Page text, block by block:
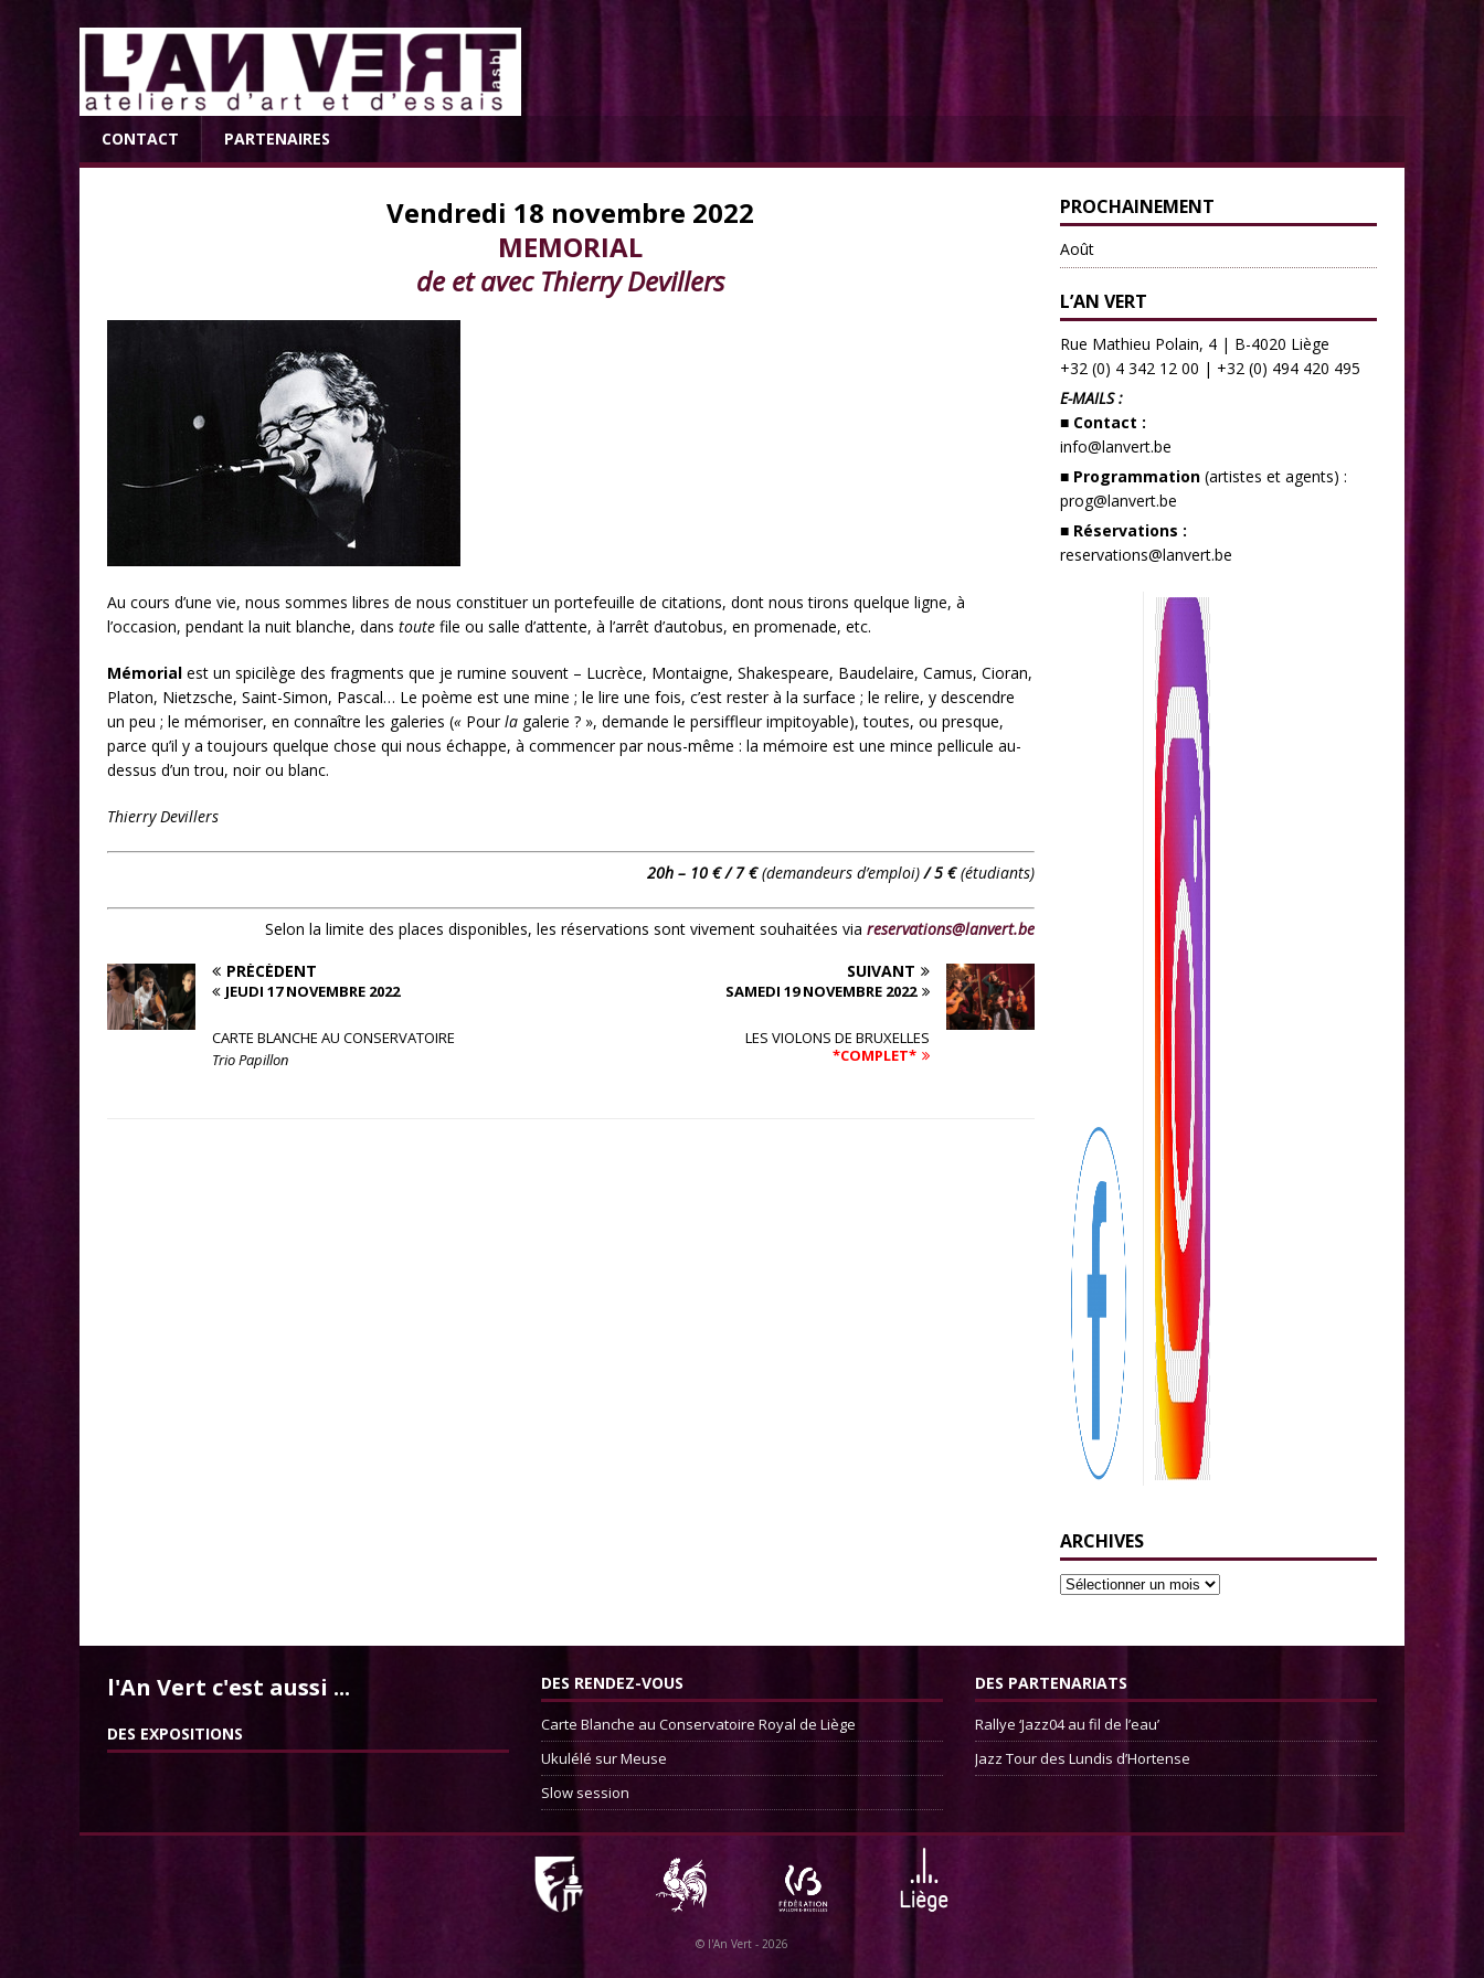
CONTACT PARTENAIRES
Vendredi 18 novembre 2022
MEMORIAL
de et avec Thierry Devillers
Au cours d’une vie, nous sommes libres de nous constituer un portefeuille de citations, dont nous tirons quelque ligne, à
l’occasion, pendant la nuit blanche, dans toute file ou salle d’attente, à l’arrêt d’autobus, en promenade, etc.
Mémorial est un spicilège des fragments que je rumine souvent – Lucrèce, Montaigne, Shakespeare, Baudelaire, Camus, Cioran,
Platon, Nietzsche, Saint-Simon, Pascal… Le poème est une mine ; le lire une fois, c’est rester à la surface ; le relire, y descendre
un peu ; le mémoriser, en connaître les galeries (« Pourla galerie ? », demande le persiffleur impitoyable), toutes, ou presque,
parce qu’il y a toujours quelque chose qui nous échappe, à commencer par nous-même : la mémoire est une mince pellicule au-
dessus d’un trou, noir ou blanc.
Thierry Devillers
20h – 10 € / 7 €(demandeurs d’emploi)/ 5 €(étudiants)
Selon la limite des places disponibles, les réservations sont vivement souhaitées via reservations@lanvert.be
PRÉCÉDENT
JEUDI 17 NOVEMBRE 2022
CARTE BLANCHE AU CONSERVATOIRE
Trio Papillon
SUIVANT
SAMEDI 19 NOVEMBRE 2022
LES VIOLONS DE BRUXELLES
*COMPLET*
PROCHAINEMENT
Août
L’AN VERT
Rue Mathieu Polain, 4 | B-4020 Liège
+32 (0) 4 342 12 00 | +32 (0) 494 420 495
E-MAILS :
■ Contact :
info@lanvert.be
■ Programmation(artistes et agents) :
prog@lanvert.be
■ Réservations :
reservations@lanvert.be
ARCHIVES
l'An Vert c'est aussi ...
DES EXPOSITIONS
DES RENDEZ-VOUS
Carte Blanche au Conservatoire Royal de Liège
Ukulélé sur Meuse
Slow session
DES PARTENARIATS
Rallye ‘Jazz04 au fil de l’eau’
Jazz Tour des Lundis d’Hortense
© l'An Vert - 2026